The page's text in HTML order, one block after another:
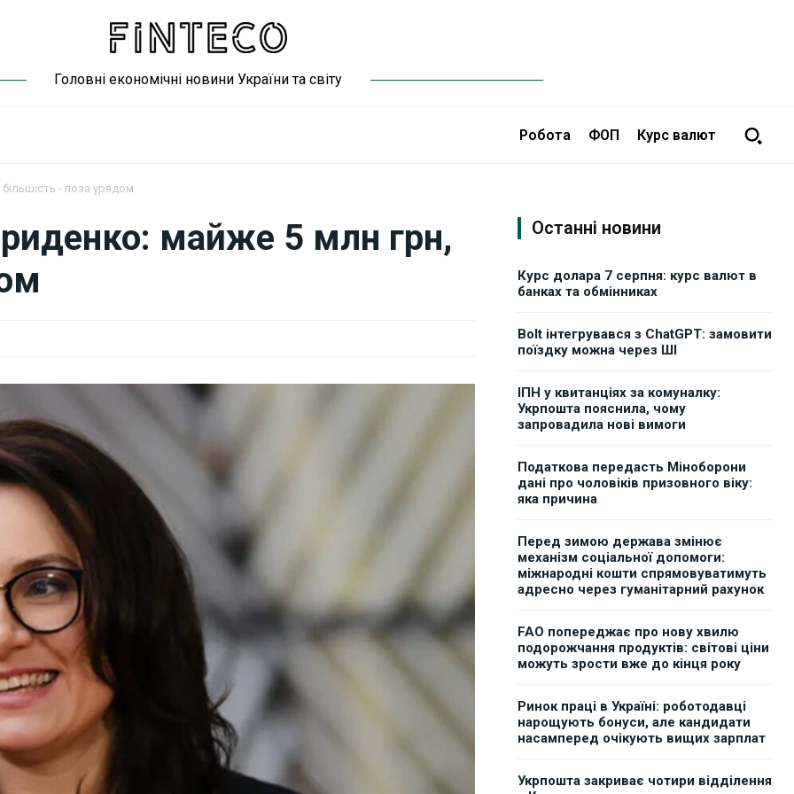
Головні економічні новини України та світу
Робота ФОП Курс валют
- поза урядом
майже 5 млн грн,
Останні новини
Курс долара 7 серпня: курс валют в
банках та обмінниках
Bolt інтегрувався з ChatGPT: замовити
поїздку можна через ШІ
ІПН у квитанціях за комуналку:
Укрпошта пояснила, чому
запровадила нові вимоги
Податкова передасть Міноборони
дані про чоловіків призовного віку:
яка причина
Перед зимою держава змінює
механізм соціальної допомоги:
міжнародні кошти спрямовуватимуть
адресно через гуманітарний рахунок
FAO попереджає про нову хвилю
подорожчання продуктів: світові ціни
можуть зрости вже до кінця року
Ринок праці в Україні: роботодавці
нарощують бонуси, але кандидати
насамперед очікують вищих зарплат
Укрпошта закриває чотири відділення